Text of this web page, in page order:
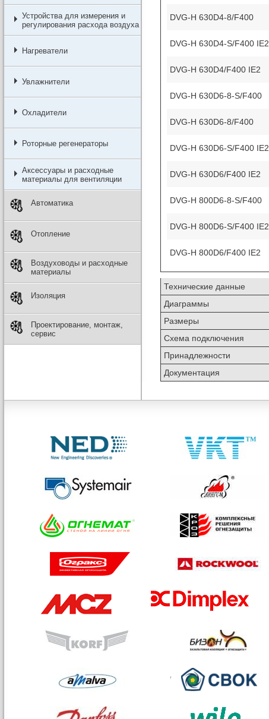
Устройства для измерения и
регулирования расхода воздуха
Нагреватели
Увлажнители
Охладители
Роторные регенераторы
Аксессуары и расходные
материалы для вентиляции
Автоматика
Отопление
Воздуховоды и расходные
материалы
Изоляция
Проектирование, монтаж,
сервис
DVG-H 630D4-8/F400
DVG-H 630D4-S/F400 IE2
DVG-H 630D4/F400 IE2
DVG-H 630D6-8-S/F400
DVG-H 630D6-8/F400
DVG-H 630D6-S/F400 IE2
DVG-H 630D6/F400 IE2
DVG-H 800D6-8-S/F400
DVG-H 800D6-S/F400 IE2
DVG-H 800D6/F400 IE2
Технические данные
Диаграммы
Размеры
Схема подключения
Принадлежности
Документация